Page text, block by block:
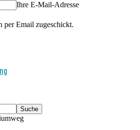
Ihre E-Mail-Adresse
per Email zugeschickt.